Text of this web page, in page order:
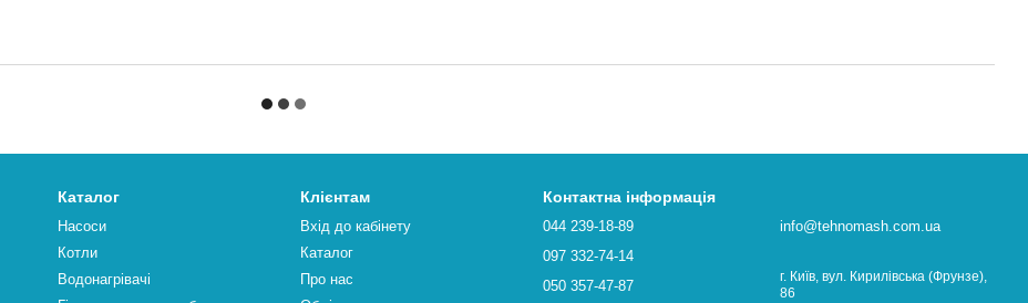
Каталог
Насоси
Котли
Водонагрівачі
Клієнтам
Вхід до кабінету
Каталог
Про нас
Контактна інформація
044 239-18-89
097 332-74-14
050 357-47-87
info@tehnomash.com.ua
г. Київ, вул. Кирилівська (Фрунзе),
86